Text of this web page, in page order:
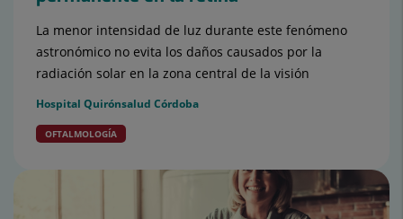
La menor intensidad de luz durante este fenómeno
astronómico no evita los daños causados por la
radiación solar en la zona central de la visión
Hospital Quirónsalud Córdoba
OFTALMOLOGÍA